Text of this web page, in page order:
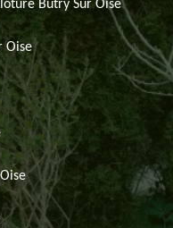
Butry Sur Oise
Oise